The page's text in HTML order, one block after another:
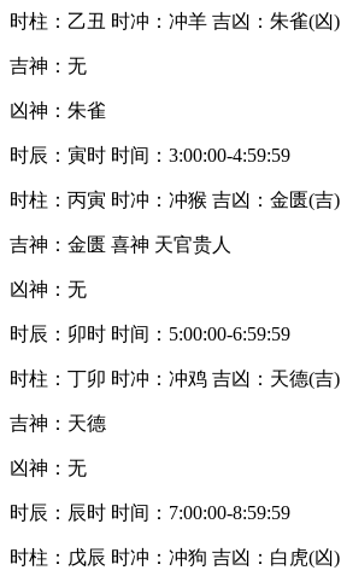
时柱：乙丑 时冲：冲羊 吉凶：朱雀(凶)
吉神：无
凶神：朱雀
时辰：寅时 时间：3:00:00-4:59:59
时柱：丙寅 时冲：冲猴 吉凶：金匮(吉)
吉神：金匮 喜神 天官贵人
凶神：无
时辰：卯时 时间：5:00:00-6:59:59
时柱：丁卯 时冲：冲鸡 吉凶：天德(吉)
吉神：天德
凶神：无
时辰：辰时 时间：7:00:00-8:59:59
时柱：戊辰 时冲：冲狗 吉凶：白虎(凶)